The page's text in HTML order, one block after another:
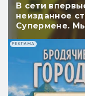
В сети
неизданное
Супермене.
РЕКЛАМА